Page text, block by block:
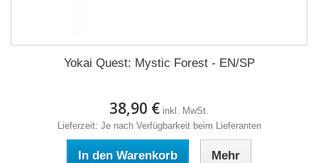
Yokai Quest: Mystic Forest - EN/SP
38,90 € inkl. MwSt.
Lieferzeit: Je nach Verfügbarkeit beim Lieferanten
In den Warenkorb Mehr